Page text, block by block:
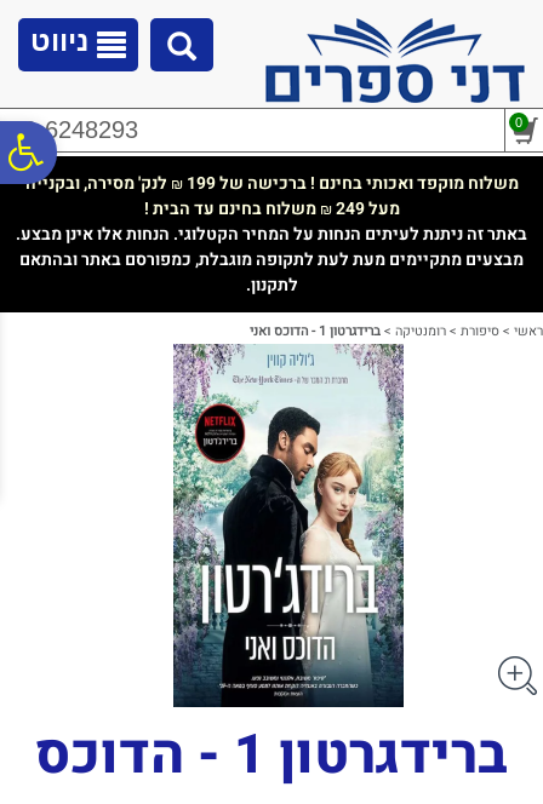
נגישות
ניווט
02-6248293 0
משלוח מוקפד ואכותי בחינם ! ברכישה של 199 ₪ לנק' מסירה, ובקנייה
מעל 249
₪משלוח בחינם עד הבית !
באתר זה ניתנת לעיתים הנחות על המחיר הקטלוגי. הנחות אלו אינן מבצע.
מבצעים מתקיימים מעת לעת לתקופה מוגבלת, כמפורסם באתר ובהתאם
לתקנון.
ראשי >סיפורת >רומנטיקה >ברידגרטון 1 - הדוכס ואני
ברידגרטון 1 - הדוכס